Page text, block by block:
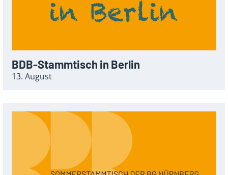
BDB-Stammtisch in Berlin
13. August